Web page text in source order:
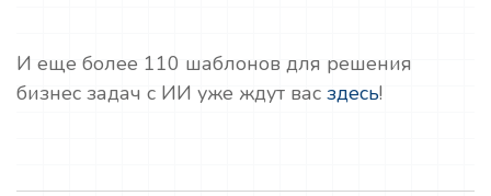
И еще более 110 шаблонов для решения
бизнес задач с ИИ уже ждут вас здесь!